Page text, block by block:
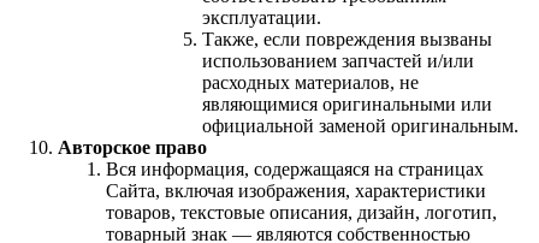
эксплуатации.
Также, если повреждения вызваны
использованием запчастей и/или
расходных материалов, не
являющимися оригинальными или
официальной заменой оригинальным.
Авторское право
Вся информация, содержащаяся на страницах
Сайта, включая изображения, характеристики
товаров, текстовые описания, дизайн, логотип,
товарный знак — являются собственностью